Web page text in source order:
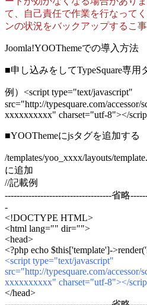
て、自己責任で作業を行なって
ンの状況をバックアップするこ
Joomla!YOOThemeでの導入方法
■申し込みをしてTypeSquare専用
例）<script type="text/javascript"
src="http://typesquare.com/accessor/
xxxxxxxxxx" charset="utf-8"></
■YOOThemeにjsタグを追加する
/templates/yoo_xxxx/layouts/
に追加
//記載例
------------------------------------省略
-
<!DOCTYPE HTML>
<html lang="" dir="">
<head>
<?php echo $this['template']-
<script type="text/javascript"
src="http://typesquare.com/accessor/
xxxxxxxxxx" charset="utf-8"></
</head>